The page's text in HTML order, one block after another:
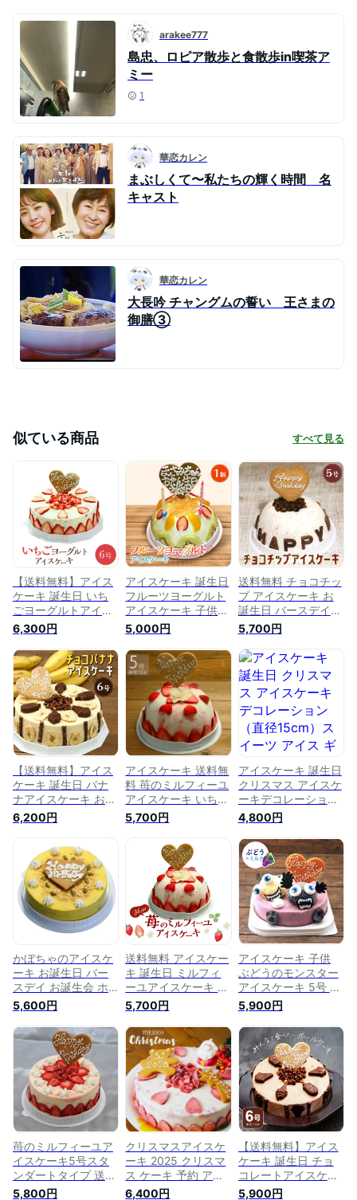
arakee777
島忠、ロピア散歩と食散歩in喫茶ア
ミー
1
華恋カレン
まぶしくて〜私たちの輝く時間 名
キャスト
華恋カレン
大長吟 チャングムの誓い 王さまの
御膳③
似ている商品 すべて見る
【送料無料】アイス
ケーキ 誕生日 いち
ごヨーグルトアイス
ケーキ 6号（18cm）
ケーキ アイス お誕
生日ケーキ アイスク
リーム バースデーケ
ーキ お誕生会 ホー
ムパーティー お誕生
日プレゼント カード
付き 大人数用 6人〜
8人 いちごデコレー
ション アイスクリー
ムケーキ
6,300円
アイスケーキ 誕生日
フルーツヨーグルト
アイスケーキ 子供
フローズンヨーグル
ト ケーキ アイス お
誕生日 バースデイ
フルーツたっぷり お
誕生会 ホームパーテ
ィ プレゼント カー
ド付き アイスクリー
ム アイスクリームケ
ーキ 魁ジェラート
5,000円
送料無料 チョコチッ
プ アイスケーキ お
誕生日 バースデイ
お誕生日ギフト お誕
生会 ホームパーティ
ー プレゼント カー
ド付き アイスクリー
ム チョコレート 魁
ジェラート ケーキア
イス ケーキ アイス
ギフト アイスクリー
ムケーキ
5,700円
【送料無料】アイス
ケーキ 誕生日 バナ
ナアイスケーキ お誕
生日ケーキ 6号
（18cm）6人用 バナ
アイスクリーム バナ
ナアイス ギフト ケ
ーキアイス アイスク
リームケーキ スイー
ツ 誕生日プレゼント
お祝い
6,200円
アイスケーキ 送料無
料 苺のミルフィーユ
アイスケーキ いちご
アイス ミルフィーユ
アイス イチゴケーキ
バースデー バースデ
ーケーキ アイスクリ
ームケーキ アイスク
リーム
5,700円
アイスケーキ 誕生日
クリスマス アイスケ
ーキデコレーション
（直径15cm）スイ
ーツ アイス ギフト
アイスクリーム 大人
子供 ケーキ お誕生
日 ギフト カード付
き いちご デコレー
ション パーティ 冬
ギフト ジェラート
4,800円
かぼちゃのアイスケ
ーキ お誕生日 バー
スデイ お誕生会 ホ
ームパーティー プレ
ゼント カード付き
アイスクリーム ケー
キ アイス スイーツ
誕生日プレゼント お
祝い ケーキアイス
魁ジェラート
5,600円
送料無料 アイスケー
キ 誕生日 ミルフィ
ーユアイスケーキ ケ
ーキアイス お誕生日
バースデイ お誕生会
ホームパーティ プレ
ゼント カード付き
アイスクリーム ケー
キ アイス 魁ジェラ
ート ギフトアイスケ
ーキ 子供 スイーツ
誕生日プレゼント お
祝い
5,700円
アイスケーキ 子供
ぶどうのモンスター
アイスケーキ 5号 送
料無料 アイス ケー
キ 誕生日 お誕生日
ケーキ こども 誕生
日ケーキ プレゼント
スイーツ ギフト 食
べ物 アイスクリーム
5,900円
苺のミルフィーユア
イスケーキ5号スタ
ンダートタイプ 送料
無料 【あす楽】12時
5,800円
クリスマスアイスケ
ーキ 2025 クリスマ
ス ケーキ 予約 アイ
スケーキ 6号 クリス
6,400円
【送料無料】アイス
ケーキ 誕生日 チョ
コレートアイスケー
キ 6号サイズ 直径
5,900円